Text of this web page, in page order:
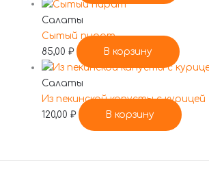
Салаты
Сытый пират
85,00₽ В корзину
Салаты
Из пекинской капусты с курицей
120,00₽ В корзину